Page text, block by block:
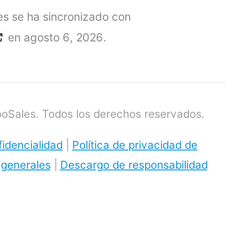
se ha sincronizado con
en agosto 6, 2026.
Todos los derechos reservados.
Política de privacidad de
| Descargo de responsabilidad